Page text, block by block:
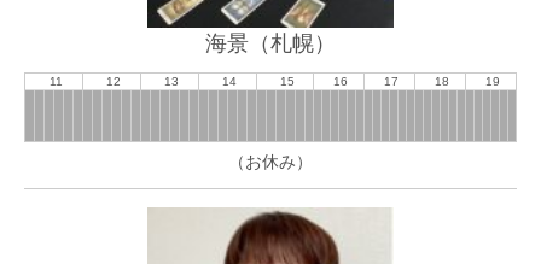
海景（札幌）
11 12 13 14 15 16 17 18 19
（お休み）